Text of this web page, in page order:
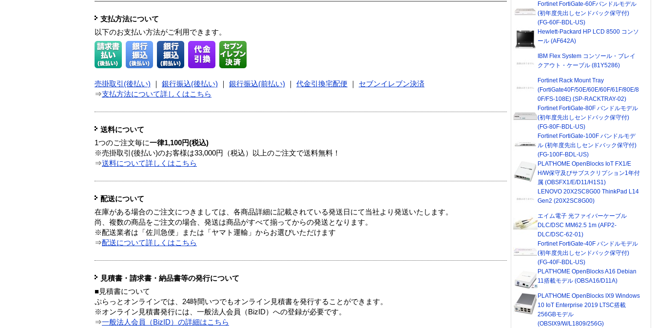
支払方法について
以下のお支払い方法がご利用できます。
売掛取引(後払い) 銀行振込(後払い) 銀行振込(前払い) 代金引換宅配便
セブンイレブン決済
⇒支払方法について詳しくはこちら
送料について
1つのご注文毎に一律1,100円(税込)
※売掛取引(後払い)のお客様は33,000円（税込）以上のご注文で送料無料！
⇒送料について詳しくはこちら
配送について
在庫がある場合のご注文につきましては、各商品詳細に記載されている発送日にて当社より発送いたします。
尚、複数の商品をご注文の場合、発送は商品がすべて揃ってからの発送となります。
※配送業者は「佐川急便」または「ヤマト運輸」からお選びいただけます
⇒配送について詳しくはこちら
見積書・請求書・納品書等の発行について
■見積書について
ぷらっとオンラインでは、24時間いつでもオンライン見積書を発行することができます。
※オンライン見積書発行には、一般法人会員（BizID）への登録が必要です。
⇒一般法人会員（BizID）の詳細はこちら
Fortinet FortiGate-60Fバンドルモデル
(初年度先出しセンドバック保守付)
(FG-60F-BDL-US)
Hewlett-Packard HP LCD 8500 コンソ
ール (AF642A)
IBM Flex System コンソール・ブレイ
クアウト・ケーブル (81Y5286)
Fortinet Rack Mount Tray
(FortiGate40F/50E/60E/60F/61F/80E/8
0F/FS-108E) (SP-RACKTRAY-02)
Fortinet FortiGate-80F バンドルモデル
(初年度先出しセンドバック保守付)
(FG-80F-BDL-US)
Fortinet FortiGate-100F バンドルモデ
ル (初年度先出しセンドバック保守付)
(FG-100F-BDL-US)
PLAT'HOME OpenBlocks IoT FX1/E
H/W保守及びサブスクリプション1年付
属 (OBSFX1/E/D11/H1S1)
LENOVO 20X2SC8G00 ThinkPad L14
Gen2 (20X2SC8G00)
エイム電子 光ファイバーケーブル
DLC/DSC MM62.5 1m (AFP2-
DLC/DSC-62-01)
Fortinet FortiGate-40F バンドルモデル
(初年度先出しセンドバック保守付)
(FG-40F-BDL-US)
PLAT'HOME OpenBlocks A16 Debian
11搭載モデル (OBSA16/D11A)
PLAT'HOME OpenBlocks IX9 Windows
10 IoT Enterprise 2019 LTSC搭載
256GBモデル
(OBSIX9/W/L1809/256G)